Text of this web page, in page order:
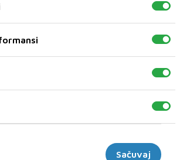
ujutro povremeno blokiraju pojedine
od 30 l...
Sačuvaj